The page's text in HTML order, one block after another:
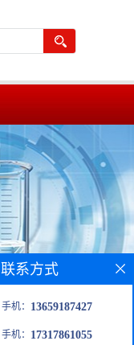
联系方式
手机： 13659187427
手机： 17317861055